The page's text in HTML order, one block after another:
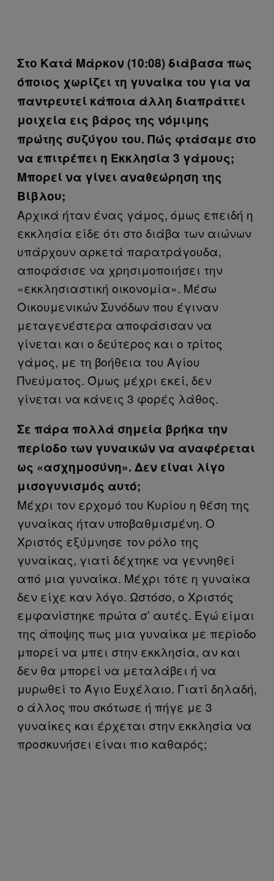
Στο Κατά Μάρκον (10:08) διάβασα πως
όποιος χωρίζει τη γυναίκα του για να
παντρευτεί κάποια άλλη διαπράττει
μοιχεία εις βάρος της νόμιμης
πρώτης συζύγου του. Πώς φτάσαμε στο
να επιτρέπει η Εκκλησία 3 γάμους;
Μπορεί να γίνει αναθεώρηση της
Βίβλου;
Aρχικά ήταν ένας γάμος, όμως επειδή η
εκκλησία είδε ότι στο διάβα των αιώνων
υπάρχουν αρκετά παρατράγουδα,
αποφάσισε να χρησιμοποιήσει την
«εκκλησιαστική οικονομία». Μέσω
Οικουμενικών Συνόδων που έγιναν
μεταγενέστερα αποφάσισαν να
γίνεται και ο δεύτερος και ο τρίτος
γάμος, με τη βοήθεια του Αγίου
Πνεύματος. Όμως μέχρι εκεί, δεν
γίνεται να κάνεις 3 φορές λάθος.
Σε πάρα πολλά σημεία βρήκα την
περίοδο των γυναικών να αναφέρεται
ως «ασχημοσύνη». Δεν είναι λίγο
μισογυνισμός αυτό;
Μέχρι τον ερχομό του Κυρίου η θέση της
γυναίκας ήταν υποβαθμισμένη. Ο
Χριστός εξύμνησε τον ρόλο της
γυναίκας, γιατί δέχτηκε να γεννηθεί
από μια γυναίκα. Μέχρι τότε η γυναίκα
δεν είχε καν λόγο. Ωστόσο, ο Χριστός
εμφανίστηκε πρώτα σ’ αυτές. Εγώ είμαι
της άποψης πως μια γυναίκα με περίοδο
μπορεί να μπει στην εκκλησία, αν και
δεν θα μπορεί να μεταλάβει ή να
μυρωθεί το Άγιο Ευχέλαιο. Γιατί δηλαδή,
ο άλλος που σκότωσε ή πήγε με 3
γυναίκες και έρχεται στην εκκλησία να
προσκυνήσει είναι πιο καθαρός;